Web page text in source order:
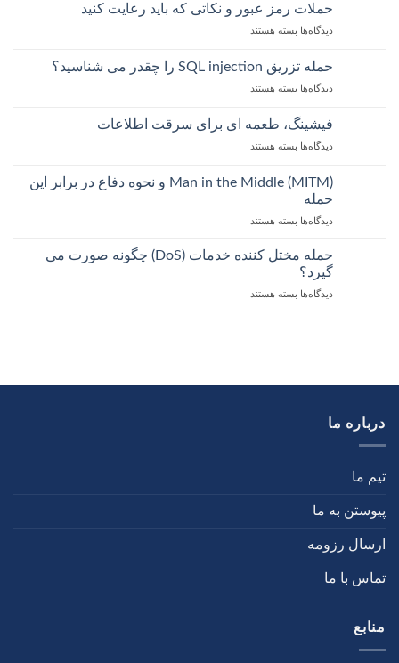
حملات رمز عبور و نکاتی که باید رعایت کنید
دیدگاه‌ها بسته هستند
حمله تزریق SQL injection را چقدر می شناسید؟
دیدگاه‌ها بسته هستند
فیشینگ، طعمه ای برای سرقت اطلاعات
دیدگاه‌ها بسته هستند
Man in the Middle (MITM) و نحوه دفاع در برابر این
حمله
دیدگاه‌ها بسته هستند
حمله مختل کننده خدمات (DoS) چگونه صورت می
گیرد؟
دیدگاه‌ها بسته هستند
درباره ما
تیم ما
پیوستن به ما
ارسال رزومه
تماس با ما
منابع